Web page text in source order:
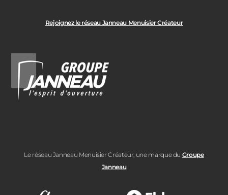
Rejoignez le réseau Janneau Menuisier Créateur
Le réseau Janneau Menuisier Créateur, une marque du Groupe
Janneau